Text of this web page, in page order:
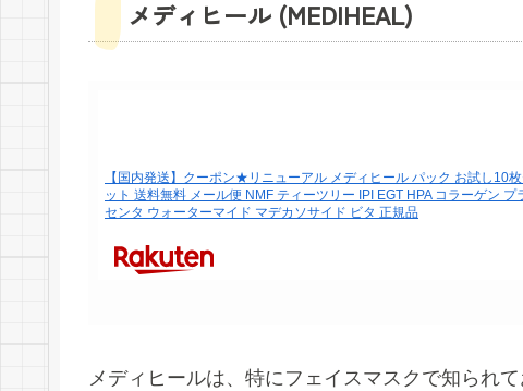
メディヒール (MEDIHEAL)
【国内発送】クーポン★リニューアル メディヒール パック お試し10
ット 送料無料 メール便 NMF ティーツリー IPI EGT HPA コラーゲン プ
センタ ウォーターマイド マデカソサイド ビタ 正規品
メディヒールは、特にフェイスマスクで知られ